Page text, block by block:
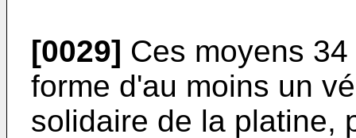
[0029] Ces moyens
forme d'au moins un
solidaire de la platine,